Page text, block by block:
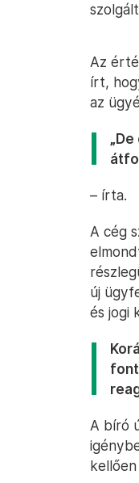
Az
írt,
az
– írta.
A cég
új
és jogi
A bíró